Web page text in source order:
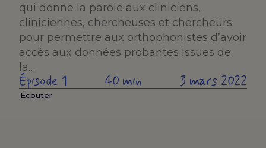
qui donne la parole aux cliniciens,
cliniciennes, chercheuses et chercheurs
pour permettre aux orthophonistes d’avoir
accès aux données probantes issues de
la…
Épisode 1 40 min 3 mars 2022
Écouter